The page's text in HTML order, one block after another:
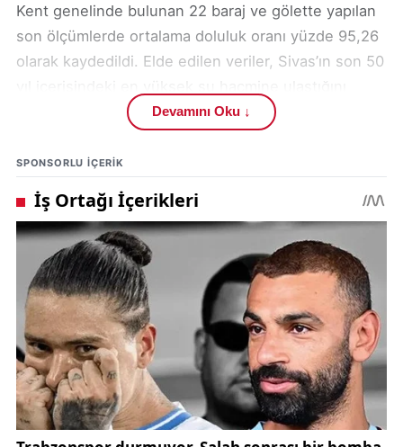
Kent genelinde bulunan 22 baraj ve gölette yapılan
son ölçümlerde ortalama doluluk oranı yüzde 95,26
olarak kaydedildi. Elde edilen veriler, Sivas’ın son 50
Sivas’taki güncel gelişmeler için Gündem Sivas ve
bölgedeki son hava durumu gelişmeleri için Sivas
hava durumu içeriklerine yoğun ilgi gösteriliyor.
Yetkililerden edinilen bilgilere göre Sivas genelinde
bulunan 22 baraj ve göletten 11’i tam kapasite
seviyesine ulaştı. Ayrıca 6 baraj ve gölette ise su
seviyesinin kritik eşiğin üzerine çıkması nedeniyle
kontrollü tahliye süreci başlatıldı.
Kapakların açılmasıyla birlikte savak ve
dolusavaklardan su tahliyesi yapılırken, olası taşkın
risklerinin önüne geçilmesi hedefleniyor. Uzmanlar,
Devamını Oku ↓
SPONSORLU IÇERIK